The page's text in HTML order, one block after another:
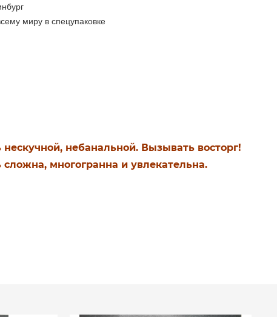
миру в спецупаковке
небанальной. Вызывать восторг!
многогранна и увлекательна.